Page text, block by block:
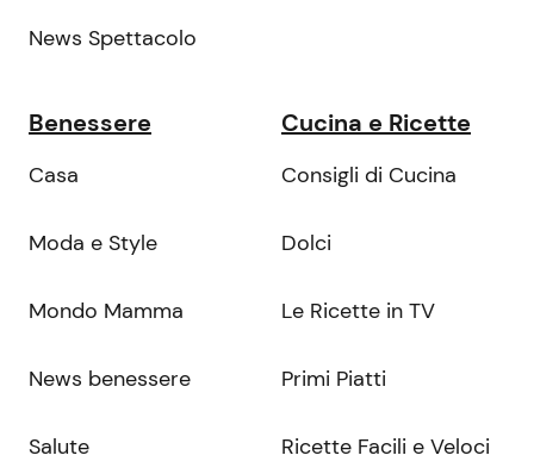
News Spettacolo
Benessere
Casa
Moda e Style
Mondo Mamma
News benessere
Salute
Cucina e Ricette
Consigli di Cucina
Dolci
Le Ricette in TV
Primi Piatti
Ricette Facili e Veloci